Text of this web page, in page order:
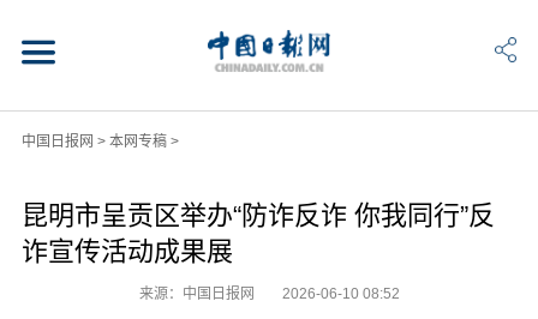
中国日报网 > 本网专稿>
昆明市呈贡区举办“防诈反诈 你我同行”反
诈宣传活动成果展
来源：中国日报网 2026-06-10 08:52